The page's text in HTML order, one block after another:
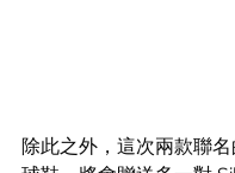
除此之外，這次兩款聯